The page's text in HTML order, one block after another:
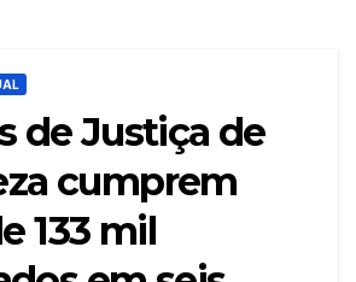
de Justiça de
cumprem
133 mil